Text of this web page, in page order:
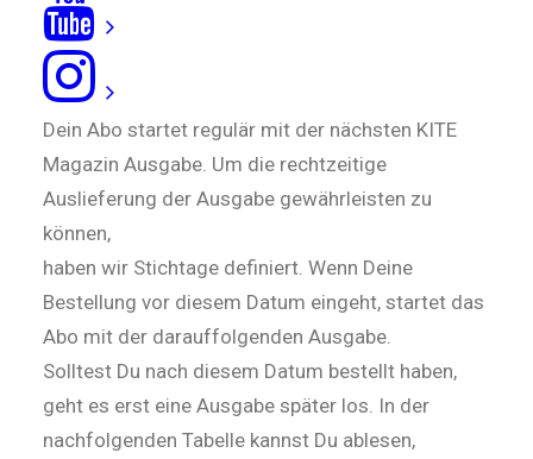
WANN STARTET MEIN ABO?
Dein Abo startet regulär mit der nächsten KITE
Magazin Ausgabe. Um die rechtzeitige
Auslieferung der Ausgabe gewährleisten zu
können,
haben wir Stichtage definiert. Wenn Deine
Bestellung vor diesem Datum eingeht, startet das
Abo mit der darauffolgenden Ausgabe.
Solltest Du nach diesem Datum bestellt haben,
geht es erst eine Ausgabe später los. In der
nachfolgenden Tabelle kannst Du ablesen,